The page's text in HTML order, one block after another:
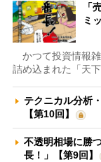
「
ミ
かつて投資情報
詰め込まれた「天
テクニカル分析
【第10回】
不透明相場に勝
長！」【第9回】